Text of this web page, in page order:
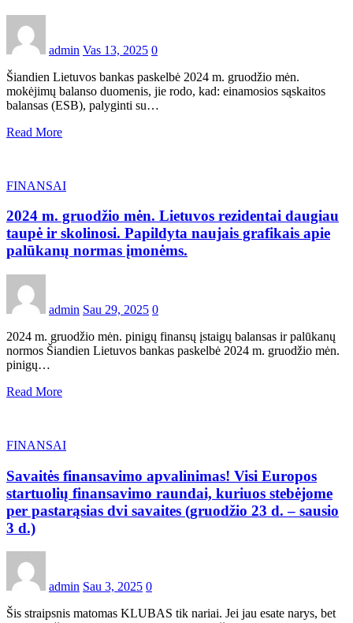
admin Vas 13, 2025 0
Šiandien Lietuvos bankas paskelbė 2024 m. gruodžio mėn.
mokėjimų balanso duomenis, jie rodo, kad: einamosios sąskaitos
balansas (ESB), palyginti su…
Read More
FINANSAI
2024 m. gruodžio mėn. Lietuvos rezidentai daugiau
taupė ir skolinosi. Papildyta naujais grafikais apie
palūkanų normas įmonėms.
admin Sau 29, 2025 0
2024 m. gruodžio mėn. pinigų finansų įstaigų balansas ir palūkanų
normos Šiandien Lietuvos bankas paskelbė 2024 m. gruodžio mėn.
pinigų…
Read More
FINANSAI
Savaitės finansavimo apvalinimas! Visi Europos
startuolių finansavimo raundai, kuriuos stebėjome
per pastarąsias dvi savaites (gruodžio 23 d. – sausio
3 d.)
admin Sau 3, 2025 0
Šis straipsnis matomas KLUBAS tik nariai. Jei jau esate narys, bet